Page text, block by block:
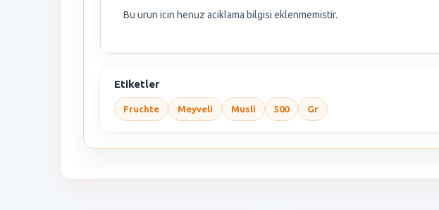
Bu urun icin henuz aciklama bilgisi eklenmemistir.
Etiketler
Fruchte Meyveli Musli 500 Gr